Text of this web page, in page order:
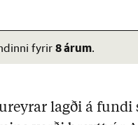
fyrir8 árum.
lagði á